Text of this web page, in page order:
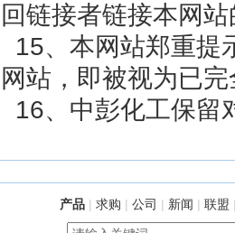
回链接者链接本网
15、本网站郑重提
网站，即被视为已
16、中彭化工保留
产品| 求购 | 公司 | 新闻 | 联盟